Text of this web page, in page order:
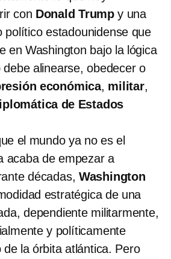
con Donald Trump y una
político estadounidense que
en Washington bajo la lógica
alinearse, obedecer o
económica, militar,
de Estados
el mundo ya no es el
acaba de empezar a
décadas, Washington
estratégica de una
dependiente militarmente,
y políticamente
la órbita atlántica. Pero